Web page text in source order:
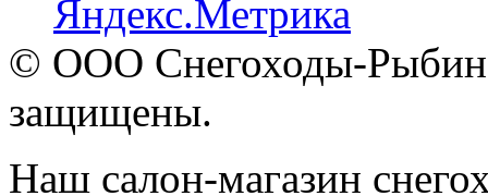
© ООО Снегоходы-
защищены.
Наш салон-магазин